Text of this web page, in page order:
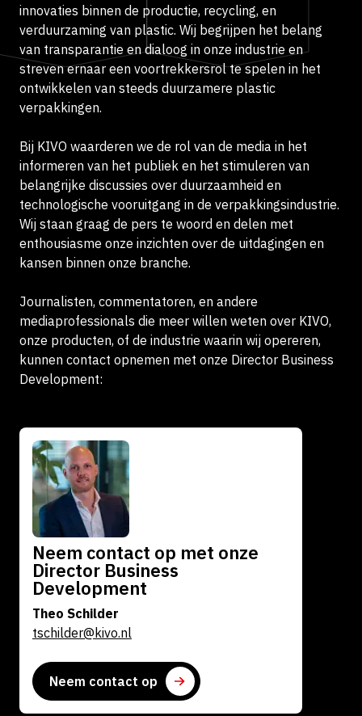
innovaties binnen de productie, recycling, en
verduurzaming van plastic. Wij begrijpen het belang
van transparantie en dialoog in onze industrie en
streven ernaar een voortrekkersrol te spelen in het
ontwikkelen van steeds duurzamere plastic
verpakkingen.
Bij KIVO waarderen we de rol van de media in het
informeren van het publiek en het stimuleren van
belangrijke discussies over duurzaamheid en
technologische vooruitgang in de verpakkingsindustrie.
Wij staan graag de pers te woord en delen met
enthousiasme onze inzichten over de uitdagingen en
kansen binnen onze branche.
Journalisten, commentatoren, en andere
mediaprofessionals die meer willen weten over KIVO,
onze producten, of de industrie waarin wij opereren,
kunnen contact opnemen met onze Director Business
Development:
Neem contact op met onze
Director Business
Development
Theo Schilder
tschilder@kivo.nl
Neem contact op